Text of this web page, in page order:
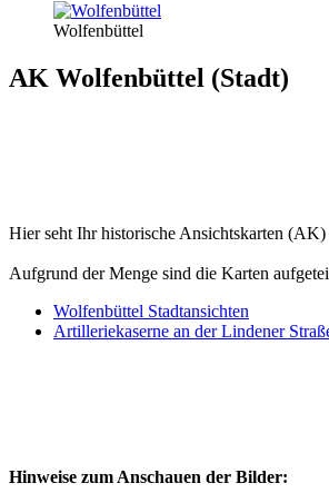
Wolfenbüttel
AK Wolfenbüttel (Stadt)
Hier seht Ihr historische Ansichtskarten (AK)
Aufgrund der Menge sind die Karten
Wolfenbüttel Stadtansichten
Artilleriekaserne an der Lindener
Hinweise zum Anschauen der Bilder: